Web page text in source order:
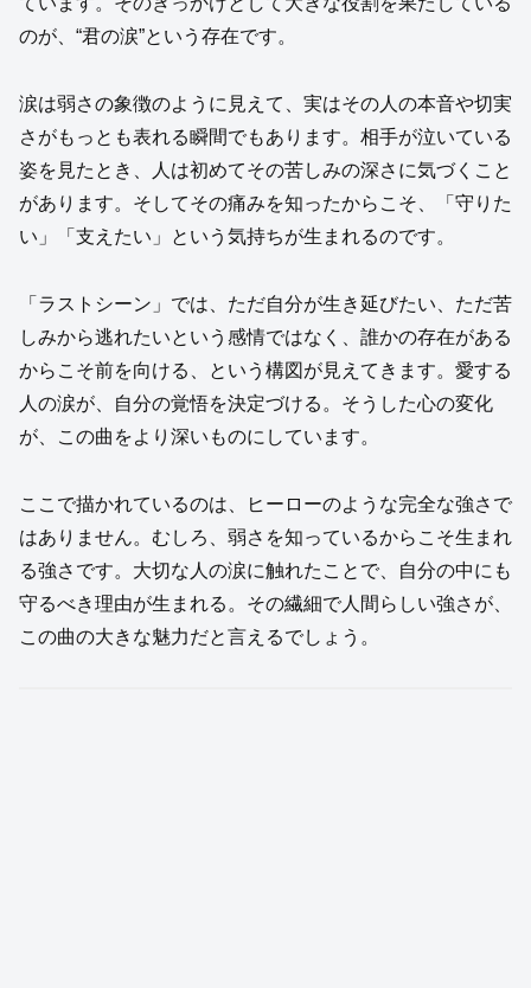
のが、“君の涙”という存在です。
涙は弱さの象徴のように見えて、実はその人の本音や切実
さがもっとも表れる瞬間でもあります。相手が泣いている
姿を見たとき、人は初めてその苦しみの深さに気づくこと
があります。そしてその痛みを知ったからこそ、「守りた
い」「支えたい」という気持ちが生まれるのです。
「ラストシーン」では、ただ自分が生き延びたい、ただ苦
しみから逃れたいという感情ではなく、誰かの存在がある
からこそ前を向ける、という構図が見えてきます。愛する
人の涙が、自分の覚悟を決定づける。そうした心の変化
が、この曲をより深いものにしています。
ここで描かれているのは、ヒーローのような完全な強さで
はありません。むしろ、弱さを知っているからこそ生まれ
る強さです。大切な人の涙に触れたことで、自分の中にも
守るべき理由が生まれる。その繊細で人間らしい強さが、
この曲の大きな魅力だと言えるでしょう。